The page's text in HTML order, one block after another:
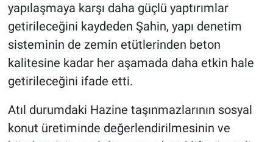
yapılaşmaya karşı daha güçlü yaptırımlar
getirileceğini kaydeden Şahin, yapı denetim
sisteminin de zemin etütlerinden beton
kalitesine kadar her aşamada daha etkin hale
getirileceğini ifade etti.
Atıl durumdaki Hazine taşınmazlarının sosyal
konut üretiminde değerlendirilmesinin ve